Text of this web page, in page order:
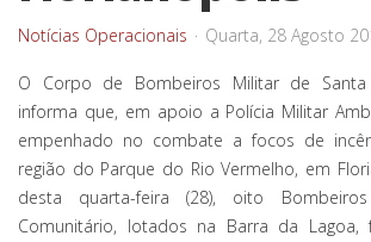
Notícias Operacionais Quarta, 28 Agosto
O Corpo de Bombeiros Militar de Santa
informa que, em apoio a Polícia Militar
empenhado no combate a focos de
região do Parque do Rio Vermelho, em
desta quarta-feira (28), oito
Comunitário, lotados na Barra da Lagoa,